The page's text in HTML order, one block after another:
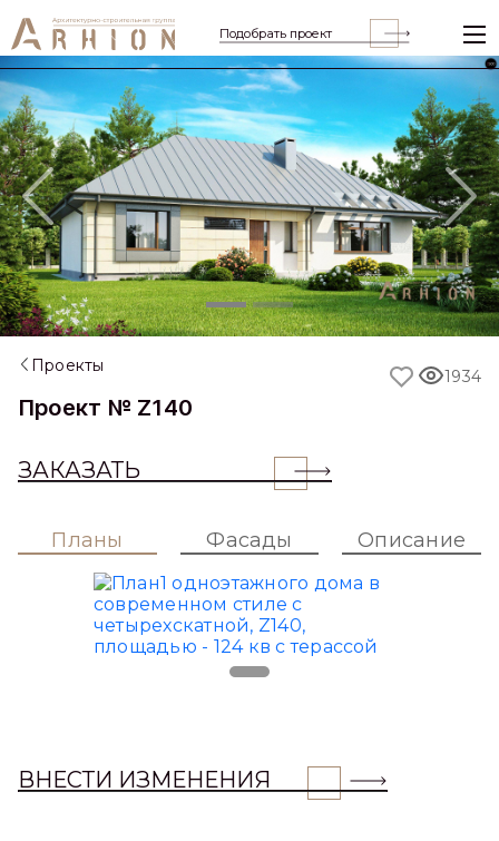
Подобрать проект
Previous
Проекты
Проект № Z140
ЗАКАЗАТЬ
1934
Планы Фасады Описание
ВНЕСТИ ИЗМЕНЕНИЯ